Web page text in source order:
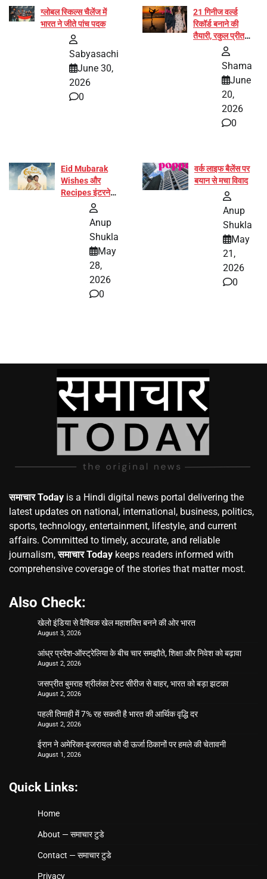
ग्लोबल स्किल्स चैलेंज में
भारत ने जीते पांच पदक
Sabyasachi
June 30,
2026
0
21 गिनीज वर्ल्ड
रिकॉर्ड बनाने की
तैयारी, रकुल प्रीत
और प्रज्ञा जायसवाल
बनीं योग अभियान का
Shama
June
20,
2026
0
Eid Mubarak
Wishes और
Recipes इंटरनेट
पर हुईं वायरल
Anup
Shukla
May
28,
2026
0
वर्क लाइफ बैलेंस पर
बयान से मचा विवाद
Anup
Shukla
May
21,
2026
0
समाचार Today is a Hindi digital news portal delivering the
latest updates on national, international, business, politics,
sports, technology, entertainment, lifestyle, and current
affairs. Committed to timely, accurate, and reliable
journalism,समाचार Today keeps readers informed with
comprehensive coverage of the stories that matter most.
Also Check:
खेलो इंडिया से वैश्विक खेल महाशक्ति बनने की ओर भारत
August 3, 2026
आंध्र प्रदेश-ऑस्ट्रेलिया के बीच चार समझौते, शिक्षा और निवेश को बढ़ावा
August 2, 2026
जसप्रीत बुमराह श्रीलंका टेस्ट सीरीज से बाहर, भारत को बड़ा झटका
August 2, 2026
पहली तिमाही में 7% रह सकती है भारत की आर्थिक वृद्धि दर
August 2, 2026
ईरान ने अमेरिका-इजरायल को दी ऊर्जा ठिकानों पर हमले की चेतावनी
August 1, 2026
Quick Links:
Home
About — समाचार टुडे
Contact — समाचार टुडे
Privacy